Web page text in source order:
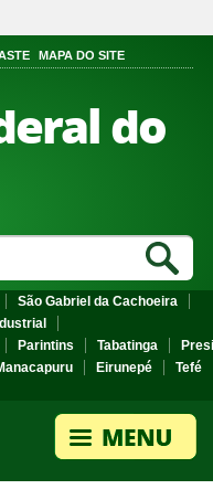
MAPA DO SITE
do
São Gabriel da Cachoeira
Parintins Tabatinga
Eirunepé
Tefé